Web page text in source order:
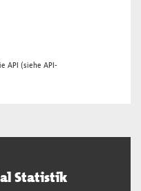
API (siehe API-
Statistik